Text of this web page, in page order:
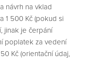
návrh na vklad
1 500 Kč (pokud si
jinak je čerpání
poplatek za vedení
Kč (orientační údaj,